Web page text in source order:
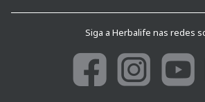
Siga a Herbalife nas redes